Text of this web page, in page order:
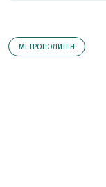
МЕТРОПОЛИТЕН